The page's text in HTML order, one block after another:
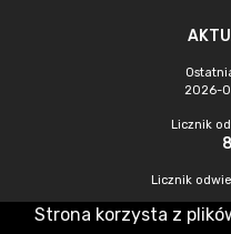
2026-
Licznik
Licznik
Strona korzysta z